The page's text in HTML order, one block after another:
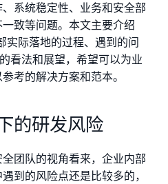
系统稳定性、业务和安全部
致等问题。本文主要介绍
实际落地的过程、遇到的问
看法和展望，希望可以为业
考的解决方案和范本。
的研发⻛险
团队的视角看来，企业内部
到的⻛险点还是比较多的，